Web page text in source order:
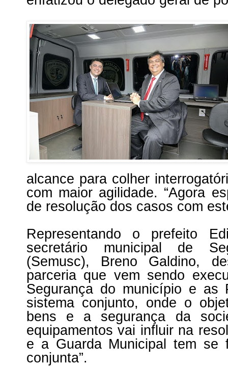
alcance para colher
com maior agilidade. “Agora
de resolução dos casos com
Representando o prefeito
secretário municipal de
(Semusc), Breno Galdino,
parceria que vem sendo
Segurança do município e as
sistema conjunto, onde o
bens e a segurança da
equipamentos vai influir na
e a Guarda Municipal tem se
conjunta”.